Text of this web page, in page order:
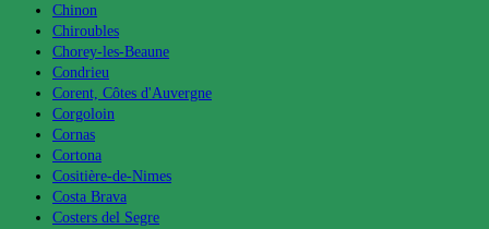
Chinon
Chiroubles
Chorey-les-Beaune
Condrieu
Corent, Côtes d'Auvergne
Corgoloin
Cornas
Cortona
Cositière-de-Nimes
Costa Brava
Costers del Segre